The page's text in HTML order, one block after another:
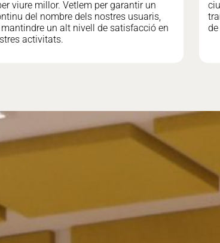
viure millor. Vetlem per garantir un
del nombre dels nostres usuaris,
un alt nivell de satisfacció en
activitats.